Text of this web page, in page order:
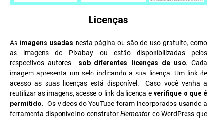
Licenças
As imagens usadas nesta página ou são de uso gratuito, como
as imagens do Pixabay, ou estão disponibilizadas pelos
respectivos autores sob diferentes licenças de uso. Cada
imagem apresenta um selo indicando a sua licença. Um link de
acesso as suas licenças está disponível. Caso você venha a
reutilizar as imagens, acesse o link da licença e verifique o que é
permitido. Os vídeos do YouTube foram incorporados usando a
ferramenta disponível no construtorElementor do WordPress que